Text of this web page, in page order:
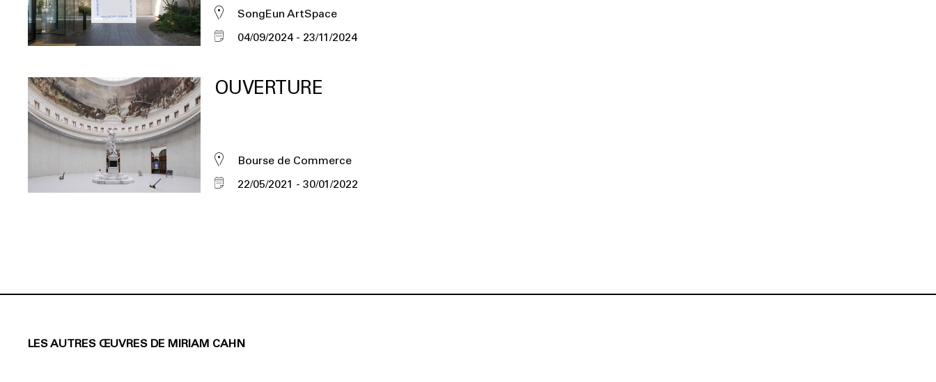
SongEun ArtSpace
04/09/2024
23/11/2024
OUVERTURE
Bourse de Commerce
22/05/2021
30/01/2022
LES AUTRES ŒUVRES DE MIRIAM CAHN